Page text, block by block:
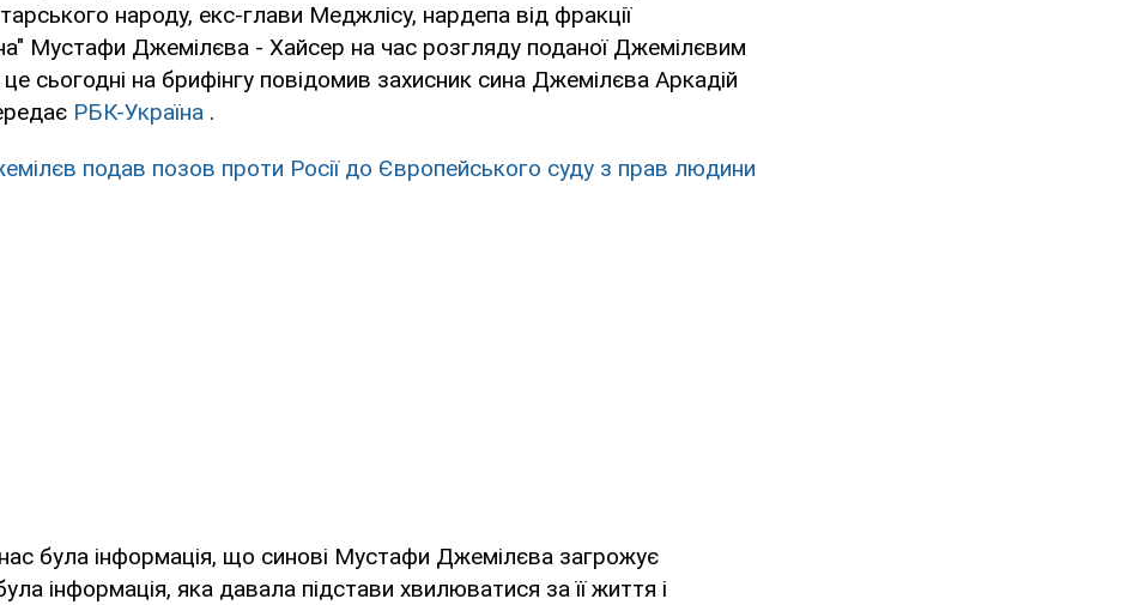
народу, екс-глави Меджлісу, нардепа від фракції
Мустафи Джемілєва - Хайсер на час розгляду поданої Джемілєвим
сьогодні на брифінгу повідомив захисник сина Джемілєва Аркадій
РБК-Україна .
подав позов проти Росії до Європейського суду з прав людини
була інформація, що синові Мустафи Джемілєва загрожує
інформація, яка давала підстави хвилюватися за її життя і